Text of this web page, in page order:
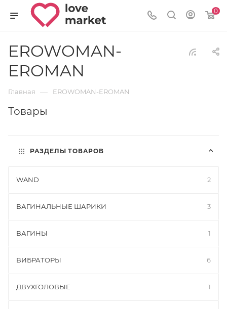
0
EROWOMAN-
EROMAN
Главная — EROWOMAN-EROMAN
Товары
РАЗДЕЛЫ ТОВАРОВ
WAND 2
ВАГИНАЛЬНЫЕ ШАРИКИ 3
ВАГИНЫ 1
ВИБРАТОРЫ 6
ДВУХГОЛОВЫЕ 1